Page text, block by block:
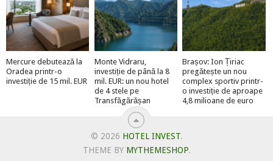
Mercure debutează la
Oradea printr-o
investiție de 15 mil. EUR
Monte Vidraru,
investiție de până la 8
mil. EUR: un nou hotel
de 4 stele pe
Transfăgărășan
Brașov: Ion Țiriac
pregătește un nou
complex sportiv printr-
o investiție de aproape
4,8 milioane de euro
© 2026 HOTEL INVEST.
THEME BY MYTHEMESHOP.